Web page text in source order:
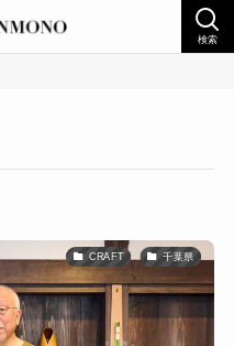
検索
CRAFT 千葉県